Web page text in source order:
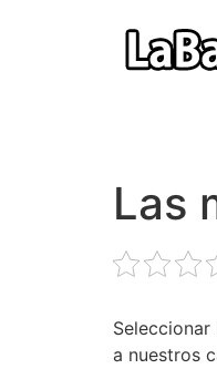
Las
a nuestros